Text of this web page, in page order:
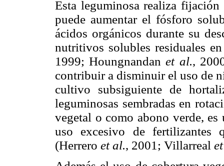
Esta leguminosa realiza
puede aumentar el fósforo
ácidos orgánicos durante su
nutritivos solubles residuales
1999; Houngnandanet al.,
contribuir a disminuir el uso de
cultivo subsiguiente de
leguminosas sembradas en
vegetal o como abono verde,
uso excesivo de fertilizantes
(Herrero et al., 2001; Villarreal